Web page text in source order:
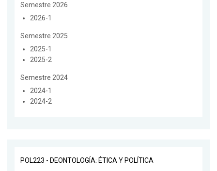
Semestre 2026
2026-1
Semestre 2025
2025-1
2025-2
Semestre 2024
2024-1
2024-2
POL223 - DEONTOLOGÍA: ÉTICA Y POLÍTICA